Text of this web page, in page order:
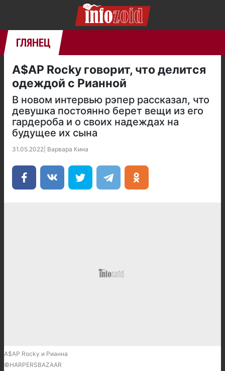
ГЛЯНЕЦ
A$AP Rocky говорит, что делится
одеждой с Рианной
В новом интервью рэпер рассказал, что
девушка постоянно берет вещи из его
гардероба и о своих надеждах на
будущее их сына
31.05.2022 Варвара Кина
A$AP Rocky и Рианна
©HARPERSBAZAAR